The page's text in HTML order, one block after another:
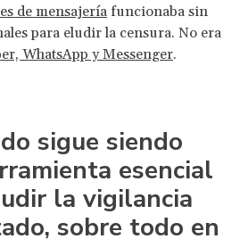
de mensajería funcionaba sin
para eludir la censura. No era
WhatsApp y Messenger.
sigue siendo
esencial
la vigilancia
sobre todo en